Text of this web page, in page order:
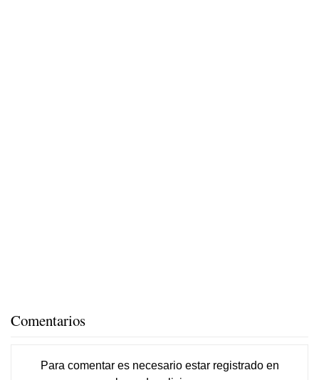
Comentarios
Para comentar es necesario estar registradoen